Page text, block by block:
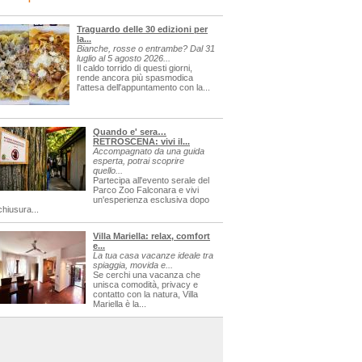
Traguardo delle 30 edizioni per
la...
Bianche, rosse o entrambe? Dal 31
luglio al 5 agosto 2026...
Il caldo torrido di questi giorni,
rende ancora più spasmodica
l'attesa dell'appuntamento con la...
Quando e' sera…
RETROSCENA: vivi il...
Accompagnato da una guida
esperta, potrai scoprire
quello...
Partecipa all'evento serale del
Parco Zoo Falconara e vivi
un'esperienza esclusiva dopo
Villa Mariella: relax, comfort
e...
La tua casa vacanze ideale tra
spiaggia, movida e...
Se cerchi una vacanza che
unisca comodità, privacy e
contatto con la natura, Villa
Mariella è la...